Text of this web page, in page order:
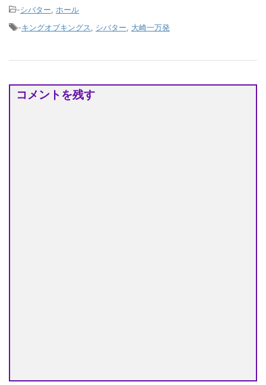
-シバター
ホール
-キングオブキングス シバター 大崎一万発
コメントを残す